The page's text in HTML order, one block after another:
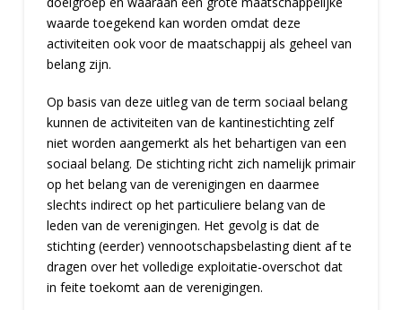
waarde toegekend kan worden omdat deze
activiteiten ook voor de maatschappij als geheel van
belang zijn.
Op basis van deze uitleg van de term sociaal belang
kunnen de activiteiten van de kantinestichting zelf
niet worden aangemerkt als het behartigen van een
sociaal belang. De stichting richt zich namelijk primair
op het belang van de verenigingen en daarmee
slechts indirect op het particuliere belang van de
leden van de verenigingen. Het gevolg is dat de
stichting (eerder) vennootschapsbelasting dient af te
dragen over het volledige exploitatie-overschot dat
in feite toekomt aan de verenigingen.